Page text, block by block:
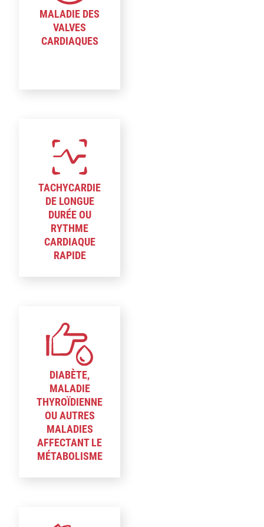
MALADIE DES
VALVES
CARDIAQUES
TACHYCARDIE
DE LONGUE
DURÉE OU
RYTHME
CARDIAQUE
RAPIDE
DIABÈTE,
MALADIE
THYROÏDIENNE
OU AUTRES
MALADIES
AFFECTANT LE
MÉTABOLISME